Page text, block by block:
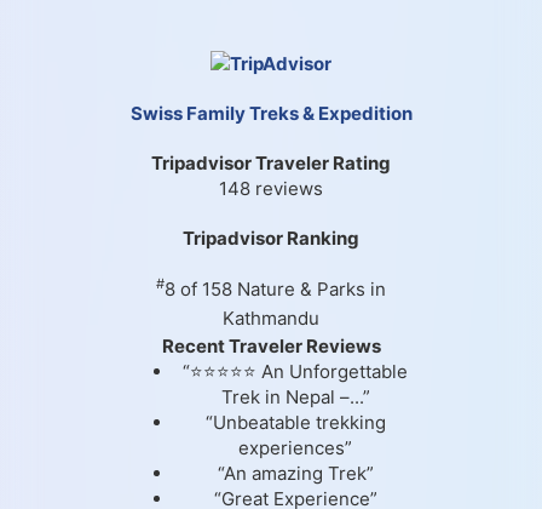
Swiss Family Treks & Expedition
Tripadvisor Traveler Rating
148 reviews
Tripadvisor Ranking
#8 of 158 Nature & Parks in
Kathmandu
Recent Traveler Reviews
“⭐⭐⭐⭐⭐ An Unforgettable
Trek in Nepal –...”
“Unbeatable trekking
experiences”
“An amazing Trek”
“Great Experience”